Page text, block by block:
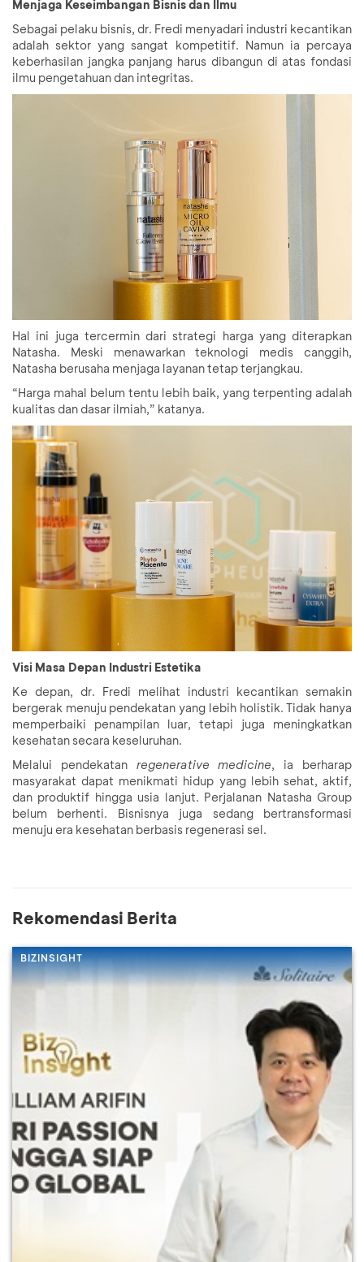
Menjaga Keseimbangan Bisnis dan Ilmu
Sebagai pelaku bisnis, dr. Fredi menyadari industri kecantikan
adalah sektor yang sangat kompetitif. Namun ia percaya
keberhasilan jangka panjang harus dibangun di atas fondasi
ilmu pengetahuan dan integritas.
Hal ini juga tercermin dari strategi harga yang diterapkan
Natasha. Meski menawarkan teknologi medis canggih,
Natasha berusaha menjaga layanan tetap terjangkau.
“Harga mahal belum tentu lebih baik, yang terpenting adalah
kualitas dan dasar ilmiah,” katanya.
Visi Masa Depan Industri Estetika
Ke depan, dr. Fredi melihat industri kecantikan semakin
bergerak menuju pendekatan yang lebih holistik. Tidak hanya
memperbaiki penampilan luar, tetapi juga meningkatkan
kesehatan secara keseluruhan.
Melalui pendekatan regenerative medicine, ia berharap
masyarakat dapat menikmati hidup yang lebih sehat, aktif,
dan produktif hingga usia lanjut. Perjalanan Natasha Group
belum berhenti. Bisnisnya juga sedang bertransformasi
menuju era kesehatan berbasis regenerasi sel.
Rekomendasi Berita
BIZINSIGHT